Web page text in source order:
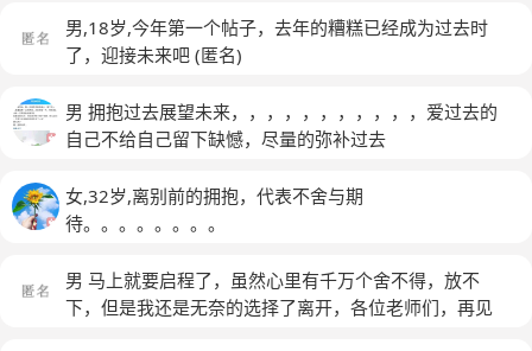
男,18岁,今年第一个帖子，去年的糟糕已经成为过去时
了，迎接未来吧 (匿名)
男 拥抱过去展望未来，，，，，，，，，，，爱过去的
自己不给自己留下缺憾，尽量的弥补过去
女,32岁,离别前的拥抱，代表不舍与期
待。。。。。。。。
男 马上就要启程了，虽然心里有千万个舍不得，放不
下，但是我还是无奈的选择了离开，各位老师们，再见